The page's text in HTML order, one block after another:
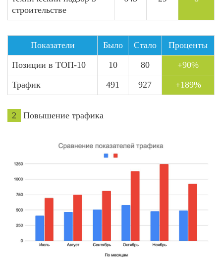
строительстве
Показатели Было Стало
Проценты
Позиции в ТОП-10
10 80
+90%
Трафик
491 927 +189%
2 Повышение трафика